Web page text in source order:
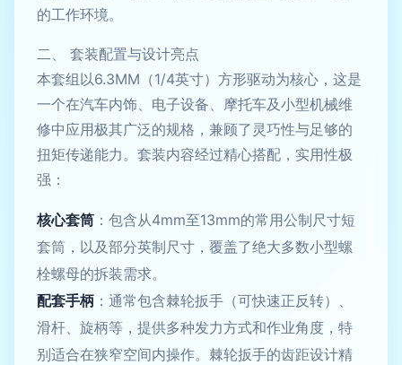
的工作环境。
二、 套装配置与设计亮点
本套组以6.3MM（1/4英寸）方形驱动为核心，这是
一个在汽车内饰、电子设备、摩托车及小型机械维
修中应用极其广泛的规格，兼顾了灵巧性与足够的
扭矩传递能力。套装内容经过精心搭配，实用性极
强：
核心套筒 ：包含从4mm至13mm的常用公制尺寸短
套筒，以及部分英制尺寸，覆盖了绝大多数小型螺
栓螺母的拆装需求。
配套手柄 ：通常包含棘轮扳手（可快速正反转）、
滑杆、旋柄等，提供多种发力方式和作业角度，特
别适合在狭窄空间内操作。棘轮扳手的齿距设计精